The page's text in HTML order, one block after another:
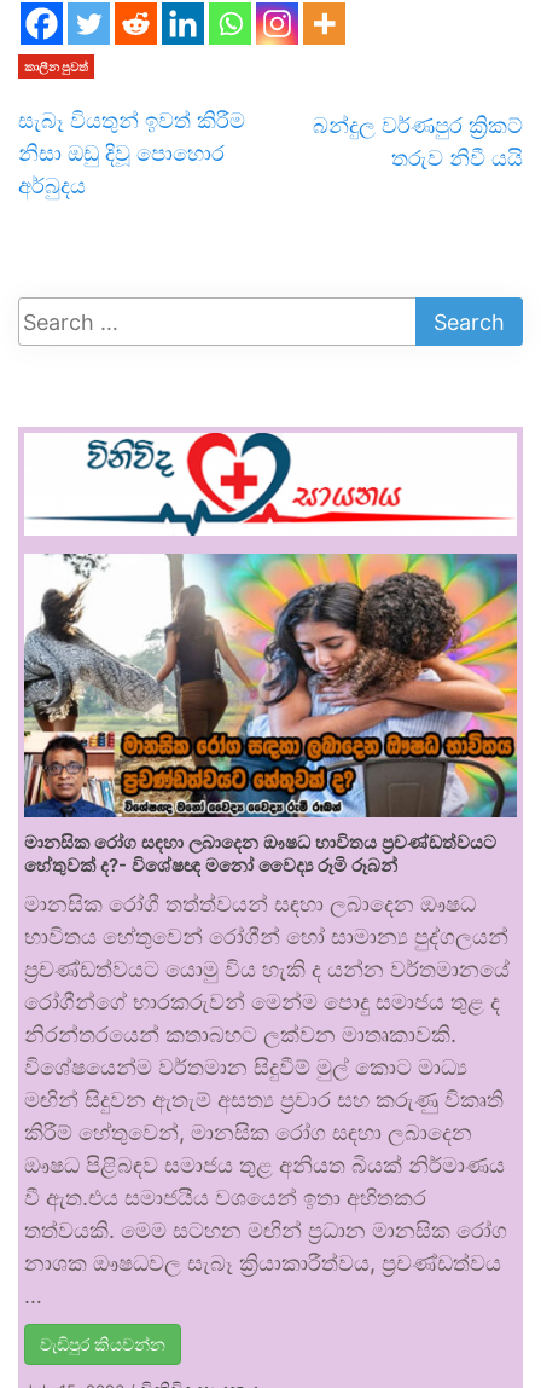
කාලීන පුවත්
සැබෑ වියතුන් ඉවත් කිරීම
නිසා ඔඩු දිවූ පොහොර
අර්බුදය
බන්දුල වර්ණපුර ක්‍රිකට්
තරුව නිවී යයි
මානසික රෝග සඳහා ලබාදෙන ඖෂධ භාවිතය ප්‍රචණ්ඩත්වයට
හේතුවක් ද?- විශේෂඥ මනෝ වෛද්‍ය රූමි රූබන්
මානසික රෝගී තත්ත්වයන් සඳහා ලබාදෙන ඖෂධ
භාවිතය හේතුවෙන් රෝගීන් හෝ සාමාන්‍ය පුද්ගලයන්
ප්‍රචණ්ඩත්වයට යොමු විය හැකි ද යන්න වර්තමානයේ
රෝගීන්ගේ භාරකරුවන් මෙන්ම පොදු සමාජය තුළ ද
නිරන්තරයෙන් කතාබහට ලක්වන මාතෘකාවකි.
විශේෂයෙන්ම වර්තමාන සිදුවීම් මුල් කොට මාධ්‍ය
මඟින් සිදුවන ඇතැම් අසත්‍ය ප්‍රචාර සහ කරුණු විකෘති
කිරීම් හේතුවෙන්, මානසික රෝග සඳහා ලබාදෙන
ඖෂධ පිළිබඳව සමාජය තුළ අනියත බියක් නිර්මාණය
වී ඇත.එය සමාජයීය වශයෙන් ඉතා අහිතකර
තත්වයකි. මෙම සටහන මඟින් ප්‍රධාන මානසික රෝග
නාශක ඖෂධවල සැබෑ ක්‍රියාකාරීත්වය, ප්‍රචණ්ඩත්වය
…
වැඩිපුර කියවන්න